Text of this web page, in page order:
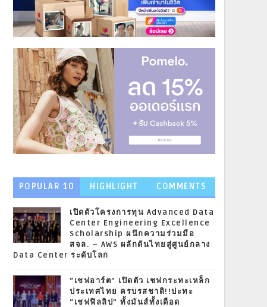
POPULAR 10
HIGHLIGHT
COMMENTS
เปิดตัวโครงการทุน Advanced Data
Center Engineering Excellence
Scholarship ผนึกความร่วมมือ
สจล. – AWS ผลักดันไทยสู่ศูนย์กลาง
Data Center ระดับโลก
“เชฟอาร์ต” เปิดตัว เชฟกระทะเหล็ก
ประเทศไทย ครบรสชาติ!!ปะทะ
“เชฟฟิลลิป” ทั้งมันส์ทั้งเดือด